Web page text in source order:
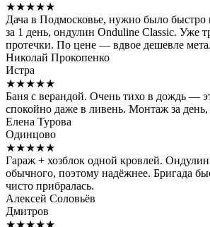
★★★★★
Дача в Подмосковье, нужно было быстро
за 1 день, ондулин Onduline Classic.
протечки. По цене — вдвое дешевле
Николай Прокопенко
Истра
★★★★★
Баня с верандой. Очень тихо в дождь —
спокойно даже в ливень. Монтаж за день,
Елена Турова
Одинцово
★★★★★
Гараж + хозблок одной кровлей.
обычного, поэтому надёжнее. Бригада
чисто прибралась.
Алексей Соловьёв
Дмитров